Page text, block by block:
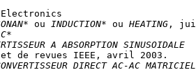
ou INDUCTION* ou HEATING
A ABSORPTION SINUSOIDALE
DIRECT AC-AC MATRICIEL